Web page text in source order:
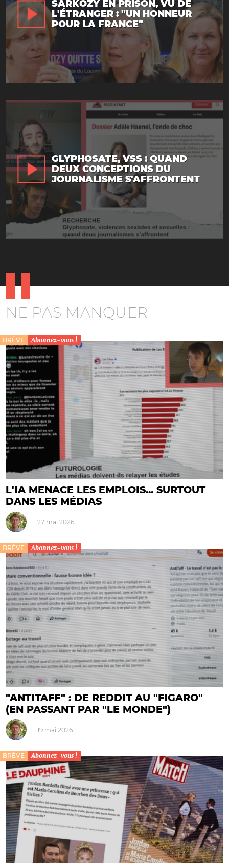
SARKOZY EN PRISON, VU DE
L'ÉTRANGER : "UN HONNEUR
POUR LA FRANCE"
GLYPHOSATE, VSS : QUAND
DEUX CONCEPTIONS DU
JOURNALISME S'AFFRONTENT
NE PAS MANQUER
BRÈVE Abonnez-vous !
L'IA MENACE LES EMPLOIS... SURTOUT
DANS LES MÉDIAS
27 mai 2026
BRÈVE Abonnez-vous !
"ANTITAFF" : DE REDDIT AU "FIGARO"
(EN PASSANT PAR "LE MONDE")
19 mai 2026
BRÈVE Abonnez-vous !